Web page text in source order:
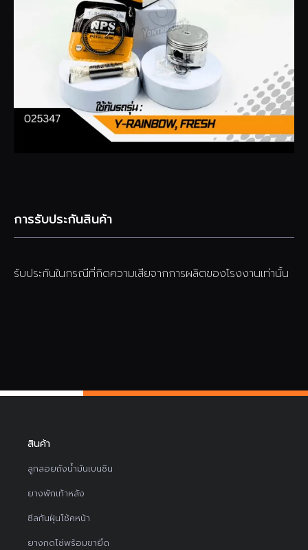
การรับประกันสินค้า
รับประกันในกรณีที่กิดความเสียจากการผลิตของโรงงานเท่านั้น
สินค้า
ลูกลอยถังน้ำมันเบนซิน
ยางพักเท้าหลัง
ซีลกันฝุ่นโช้คหน้า
ยางกดโซ่พร้อมขายึด